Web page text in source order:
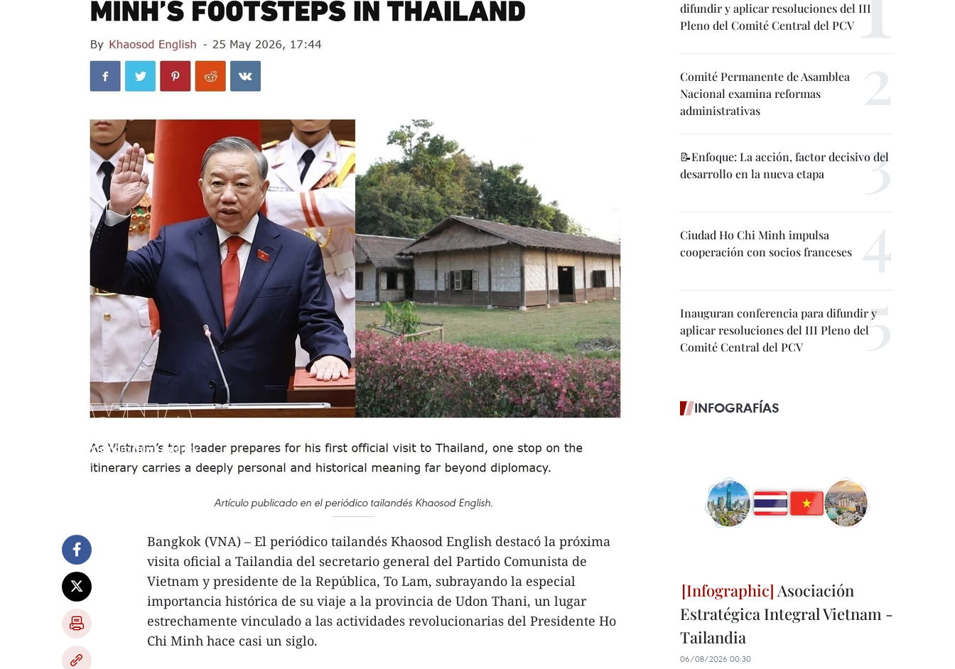
Artículo publicado en el periódico tailandés Khaosod English.
Bangkok (VNA) – El periódico tailandés Khaosod English destacó la próxima
visita oficial a Tailandia del secretario general del Partido Comunista de
Vietnam y presidente de la República, To Lam, subrayando la especial
importancia histórica de su viaje a la provincia de Udon Thani, un lugar
estrechamente vinculado a las actividades revolucionarias del Presidente Ho
Chi Minh hace casi un siglo.
difundir y aplicar resoluciones del III
Pleno del Comité Central del PCV
Comité Permanente de Asamblea
Nacional examina reformas
administrativas
📝Enfoque: La acción, factor decisivo del
desarrollo en la nueva etapa
Ciudad Ho Chi Minh impulsa
cooperación con socios franceses
Inauguran conferencia para difundir y
aplicar resoluciones del III Pleno del
Comité Central del PCV
INFOGRAFÍAS
Asociación
Estratégica Integral Vietnam -
Tailandia
06/08/2026 00:30